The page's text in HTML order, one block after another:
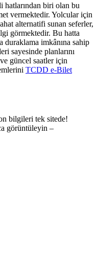
hatlarından biri olan bu
vermektedir. Yolcular için
alternatifi sunan seferler,
görmektedir. Bu hatta
duraklama imkânına sahip
sayesinde planlarını
güncel saatler için
TCDD e-Bilet
bilgileri tek sitede!
görüntüleyin –